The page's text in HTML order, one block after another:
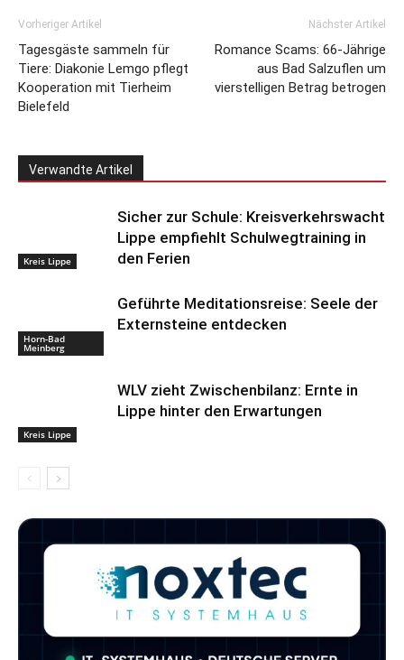
Vorheriger Artikel
Tagesgäste sammeln für
Tiere: Diakonie Lemgo pflegt
Kooperation mit Tierheim
Bielefeld
Nächster Artikel
Romance Scams: 66-Jährige
aus Bad Salzuflen um
vierstelligen Betrag betrogen
Verwandte Artikel
Kreis Lippe
Sicher zur Schule: Kreisverkehrswacht
Lippe empfiehlt Schulwegtraining in
den Ferien
Horn-Bad
Meinberg
Geführte Meditationsreise: Seele der
Externsteine entdecken
Kreis Lippe
WLV zieht Zwischenbilanz: Ernte in
Lippe hinter den Erwartungen